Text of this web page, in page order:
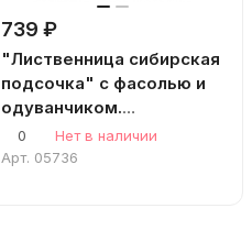
739 ₽
"Лиственница сибирская
подсочка" с фасолью и
одуванчиком.
Исчезающий диабет. 30
капс., 0,5гр. Сашера-Мед
0
Нет в наличии
Арт. 05736